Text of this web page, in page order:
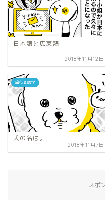
日本語と広東語
2018年11月12日
旅行＆語学
犬の名は。
2018年11月7日
スポ